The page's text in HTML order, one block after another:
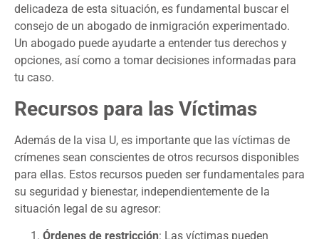
delicadeza de esta situación, es fundamental buscar el
consejo de un abogado de inmigración experimentado.
Un abogado puede ayudarte a entender tus derechos y
opciones, así como a tomar decisiones informadas para
tu caso.
Recursos para las Víctimas
Además de la visa U, es importante que las víctimas de
crímenes sean conscientes de otros recursos disponibles
para ellas. Estos recursos pueden ser fundamentales para
su seguridad y bienestar, independientemente de la
situación legal de su agresor:
Órdenes de restricción: Las víctimas pueden